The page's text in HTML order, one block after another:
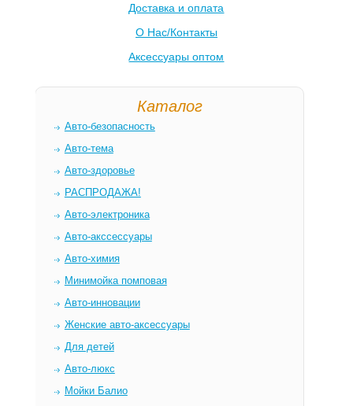
Доставка и оплата
О Нас/Контакты
Аксессуары оптом
Каталог
Авто-безопасность
Авто-тема
Авто-здоровье
РАСПРОДАЖА!
Авто-электроника
Авто-акссессуары
Авто-химия
Минимойка помповая
Авто-инновации
Женские авто-аксессуары
Для детей
Авто-люкс
Мойки Балио